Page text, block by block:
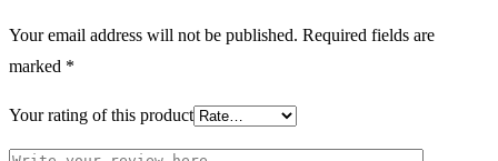
Your email address will not be published. Required fields are
marked *
Your rating of this product